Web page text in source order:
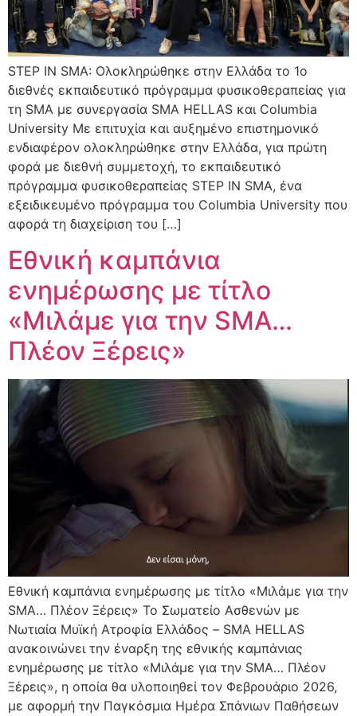
STEP IN SMA: Ολοκληρώθηκε στην Ελλάδα το 1ο
διεθνές εκπαιδευτικό πρόγραμμα φυσικοθεραπείας για
τη SMA με συνεργασία SMA HELLAS και Columbia
University Με επιτυχία και αυξημένο επιστημονικό
ενδιαφέρον ολοκληρώθηκε στην Ελλάδα, για πρώτη
φορά με διεθνή συμμετοχή, το εκπαιδευτικό
πρόγραμμα φυσικοθεραπείας STEP IN SMA, ένα
εξειδικευμένο πρόγραμμα του Columbia University που
αφορά τη διαχείριση του […]
Εθνική καμπάνια
ενημέρωσης με τίτλο
«Μιλάμε για την SMA…
Πλέον Ξέρεις»
Εθνική καμπάνια ενημέρωσης με τίτλο «Μιλάμε για την
SMA… Πλέον Ξέρεις» Το Σωματείο Ασθενών με
Νωτιαία Μυϊκή Ατροφία Ελλάδος – SMA HELLAS
ανακοινώνει την έναρξη της εθνικής καμπάνιας
ενημέρωσης με τίτλο «Μιλάμε για την SMA… Πλέον
Ξέρεις», η οποία θα υλοποιηθεί τον Φεβρουάριο 2026,
με αφορμή την Παγκόσμια Ημέρα Σπάνιων Παθήσεων